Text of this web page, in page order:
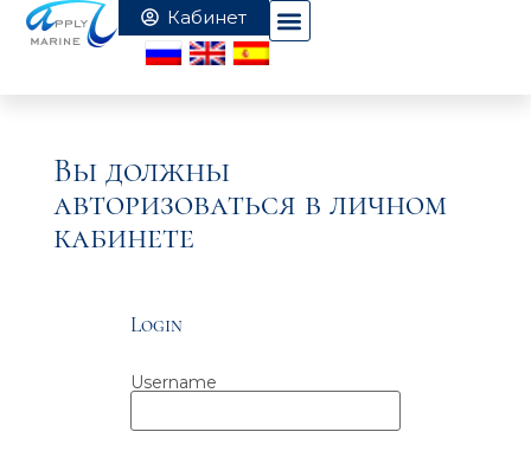
Вы должны
авторизоваться в личном
кабинете
Login
Username